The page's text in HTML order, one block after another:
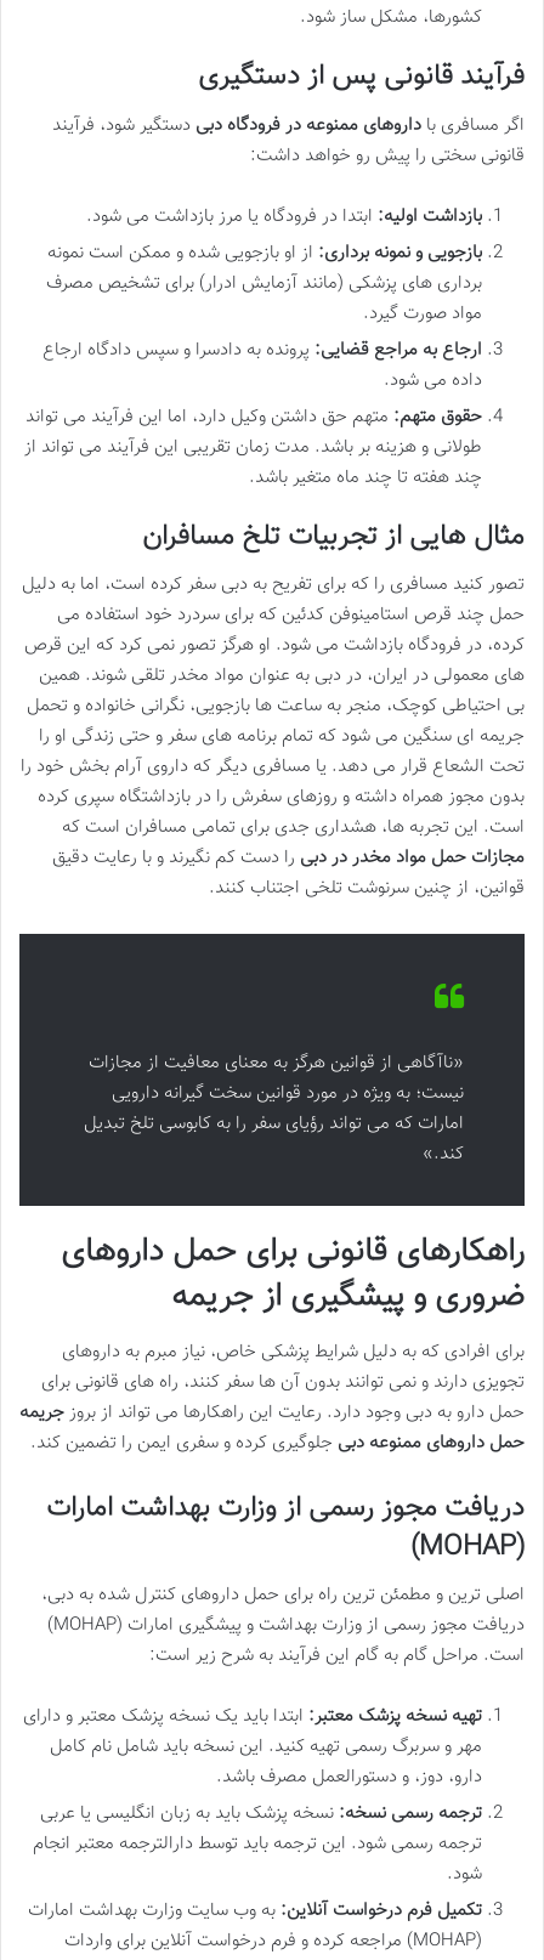
کشورها، مشکل ساز شود.
فرآیند قانونی پس از دستگیری
اگر مسافری با داروهای ممنوعه در فرودگاه دبی دستگیر شود، فرآیند
قانونی سختی را پیش رو خواهد داشت:
بازداشت اولیه: ابتدا در فرودگاه یا مرز بازداشت می شود.
بازجویی و نمونه برداری: از او بازجویی شده و ممکن است نمونه
برداری های پزشکی (مانند آزمایش ادرار) برای تشخیص مصرف
مواد صورت گیرد.
ارجاع به مراجع قضایی: پرونده به دادسرا و سپس دادگاه ارجاع
داده می شود.
حقوق متهم: متهم حق داشتن وکیل دارد، اما این فرآیند می تواند
طولانی و هزینه بر باشد. مدت زمان تقریبی این فرآیند می تواند از
چند هفته تا چند ماه متغیر باشد.
مثال هایی از تجربیات تلخ مسافران
تصور کنید مسافری را که برای تفریح به دبی سفر کرده است، اما به دلیل
حمل چند قرص استامینوفن کدئین که برای سردرد خود استفاده می
کرده، در فرودگاه بازداشت می شود. او هرگز تصور نمی کرد که این قرص
های معمولی در ایران، در دبی به عنوان مواد مخدر تلقی شوند. همین
بی احتیاطی کوچک، منجر به ساعت ها بازجویی، نگرانی خانواده و تحمل
جریمه ای سنگین می شود که تمام برنامه های سفر و حتی زندگی او را
تحت الشعاع قرار می دهد. یا مسافری دیگر که داروی آرام بخش خود را
بدون مجوز همراه داشته و روزهای سفرش را در بازداشتگاه سپری کرده
است. این تجربه ها، هشداری جدی برای تمامی مسافران است که
مجازات حمل مواد مخدر در دبی را دست کم نگیرند و با رعایت دقیق
قوانین، از چنین سرنوشت تلخی اجتناب کنند.
«ناآگاهی از قوانین هرگز به معنای معافیت از مجازات
نیست؛ به ویژه در مورد قوانین سخت گیرانه دارویی
امارات که می تواند رؤیای سفر را به کابوسی تلخ تبدیل
کند.»
راهکارهای قانونی برای حمل داروهای
ضروری و پیشگیری از جریمه
برای افرادی که به دلیل شرایط پزشکی خاص، نیاز مبرم به داروهای
تجویزی دارند و نمی توانند بدون آن ها سفر کنند، راه های قانونی برای
حمل دارو به دبی وجود دارد. رعایت این راهکارها می تواند از بروزجریمه
حمل داروهای ممنوعه دبی جلوگیری کرده و سفری ایمن را تضمین کند.
دریافت مجوز رسمی از وزارت بهداشت امارات
(MOHAP)
اصلی ترین و مطمئن ترین راه برای حمل داروهای کنترل شده به دبی،
دریافت مجوز رسمی از وزارت بهداشت و پیشگیری امارات (MOHAP)
است. مراحل گام به گام این فرآیند به شرح زیر است:
تهیه نسخه پزشک معتبر: ابتدا باید یک نسخه پزشک معتبر و دارای
مهر و سربرگ رسمی تهیه کنید. این نسخه باید شامل نام کامل
دارو، دوز، و دستورالعمل مصرف باشد.
ترجمه رسمی نسخه: نسخه پزشک باید به زبان انگلیسی یا عربی
ترجمه رسمی شود. این ترجمه باید توسط دارالترجمه معتبر انجام
شود.
تکمیل فرم درخواست آنلاین: به وب سایت وزارت بهداشت امارات
(MOHAP) مراجعه کرده و فرم درخواست آنلاین برای واردات